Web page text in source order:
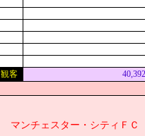
観客
マンチェスター・シティＦＣ